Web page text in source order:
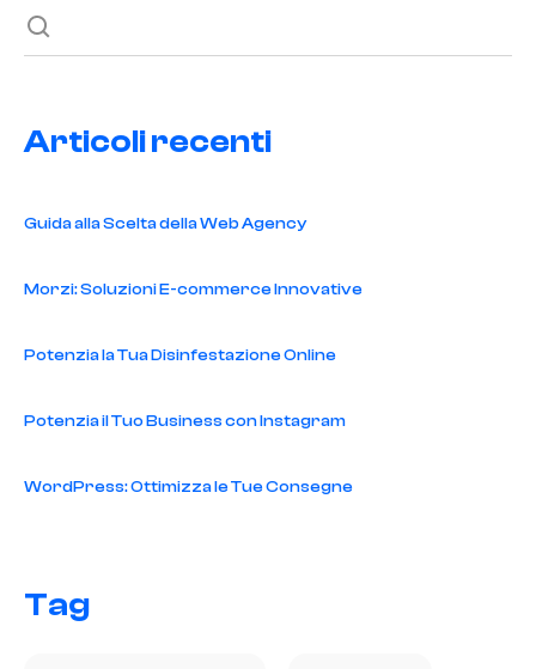
Articoli recenti
Guida alla Scelta della Web Agency
Morzi: Soluzioni E-commerce Innovative
Potenzia la Tua Disinfestazione Online
Potenzia il Tuo Business con Instagram
WordPress: Ottimizza le Tue Consegne
Tag